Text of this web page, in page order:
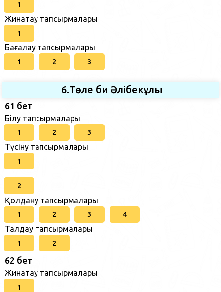
1
Жинақтау тапсырмалары
1
Бағалау тапсырмалары
1 2 3
6.Төле би Әлібекұлы
61 бет
Білу тапсырмалары
1 2 3
Түсіну тапсырмалары
1
2
Қолдану тапсырмалары
1 2 3 4
Талдау тапсырмалары
1 2
62 бет
Жинақтау тапсырмалары
1